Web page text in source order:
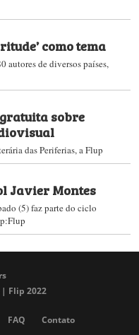
como tema
autores de diversos países,
sobre
das Periferias, a Flup
Javier Montes
(5) faz parte do ciclo
Flip 2022
FAQ Contato